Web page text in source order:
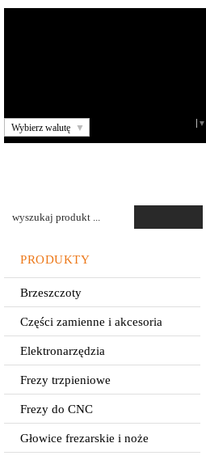
Wybierz walutę ▼ ▼
PRODUKTY
Brzeszczoty
Części zamienne i akcesoria
Elektronarzędzia
Frezy trzpieniowe
Frezy do CNC
Głowice frezarskie i noże